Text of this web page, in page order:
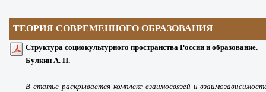
ТЕОРИЯ СОВРЕМЕННОГО ОБРАЗОВАНИЯ
Структура социокультурного пространства России и образование.
Булкин А. П.
В статье раскрывается комплекс взаимосвязей и